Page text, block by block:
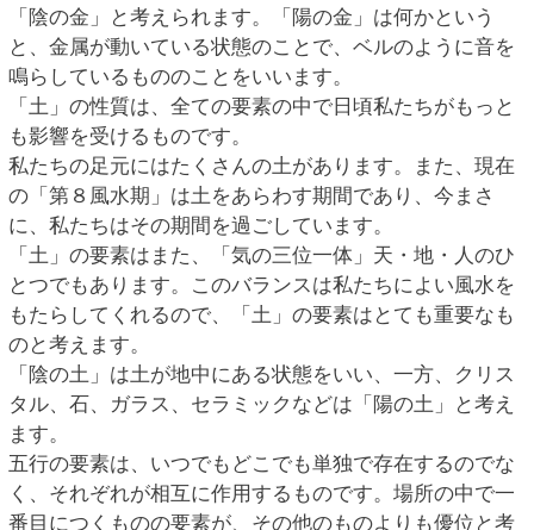
「陰の金」と考えられます。「陽の金」は何かという
と、金属が動いている状態のことで、ベルのように音を
鳴らしているもののことをいいます。
「土」の性質は、全ての要素の中で日頃私たちがもっと
も影響を受けるものです。
私たちの足元にはたくさんの土があります。また、現在
の「第８風水期」は土をあらわす期間であり、今まさ
に、私たちはその期間を過ごしています。
「土」の要素はまた、「気の三位一体」天・地・人のひ
とつでもあります。このバランスは私たちによい風水を
もたらしてくれるので、「土」の要素はとても重要なも
のと考えます。
「陰の土」は土が地中にある状態をいい、一方、クリス
タル、石、ガラス、セラミックなどは「陽の土」と考え
ます。
五行の要素は、いつでもどこでも単独で存在するのでな
く、それぞれが相互に作用するものです。場所の中で一
番目につくものの要素が、その他のものよりも優位と考